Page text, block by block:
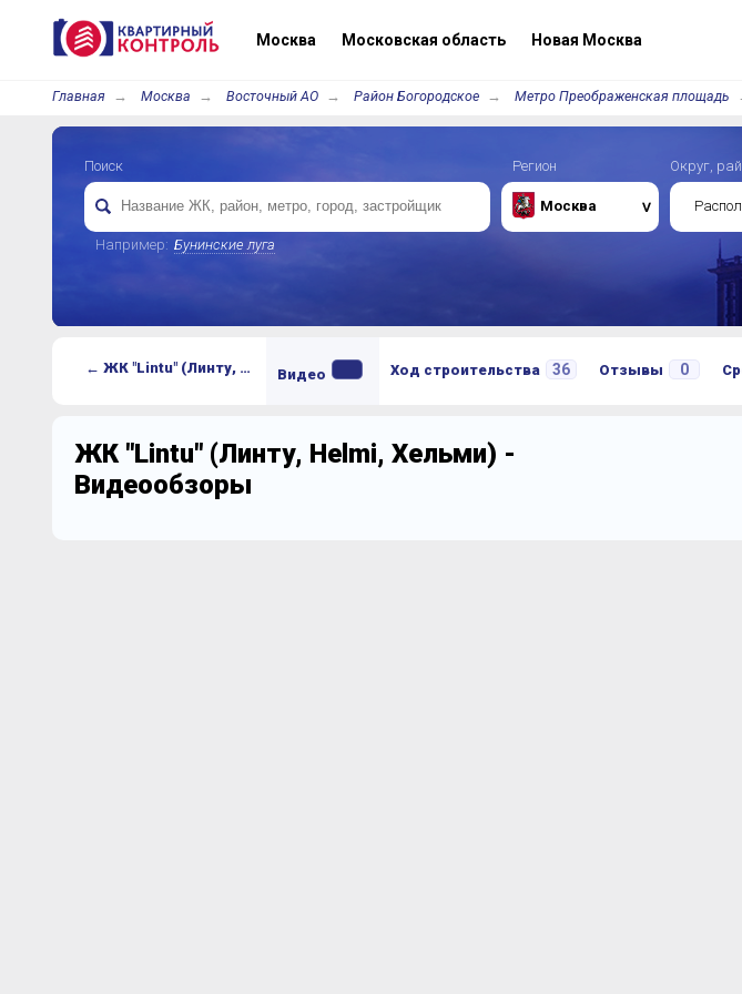
Москва Московская область Новая Москва
Главная Москва Восточный АО Район Богородское Метро Преображенская площадь
Поиск
Например: Бунинские луга
Регион
Москва
Округ,
← ЖК "Lintu" (Линту, Helmi, Хельми) Видео Ход строительства 36 Отзывы 0
ЖК "Lintu" (Линту, Helmi, Хельми) -
Видеообзоры